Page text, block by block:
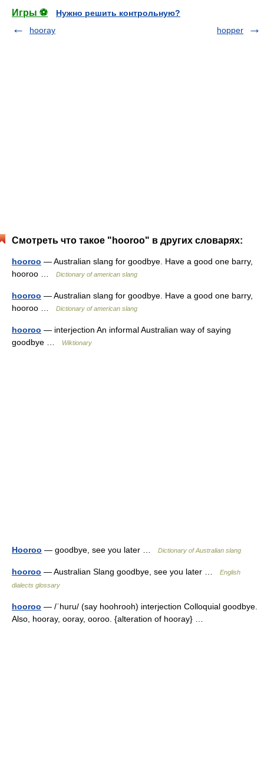
Игры ⚽
Нужно решить контрольную?
hooray
hopper
Смотреть что такое "hooroo" в других словарях:
hooroo — Australian slang for goodbye. Have a good one barry,
hooroo …
Dictionary of american slang
hooroo — Australian slang for goodbye. Have a good one barry,
hooroo …
Dictionary of american slang
hooroo — interjection An informal Australian way of saying
goodbye …
Wiktionary
Hooroo — goodbye, see you later … Dictionary of Australian slang
hooroo — Australian Slang goodbye, see you later …
English
dialects glossary
hooroo — /ˈhuru/ (say hoohrooh) interjection Colloquial goodbye.
Also, hooray, ooray, ooroo. {alteration of hooray} …